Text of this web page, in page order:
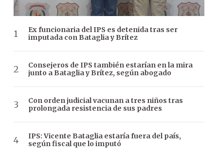
Ex funcionaria del IPS es detenida tras ser
imputada con Bataglia y Brítez
Consejeros de IPS también estarían en la mira
junto a Bataglia y Brítez, según abogado
Con orden judicial vacunan a tres niños tras
prolongada resistencia de sus padres
IPS: Vicente Bataglia estaría fuera del país,
según fiscal que lo imputó